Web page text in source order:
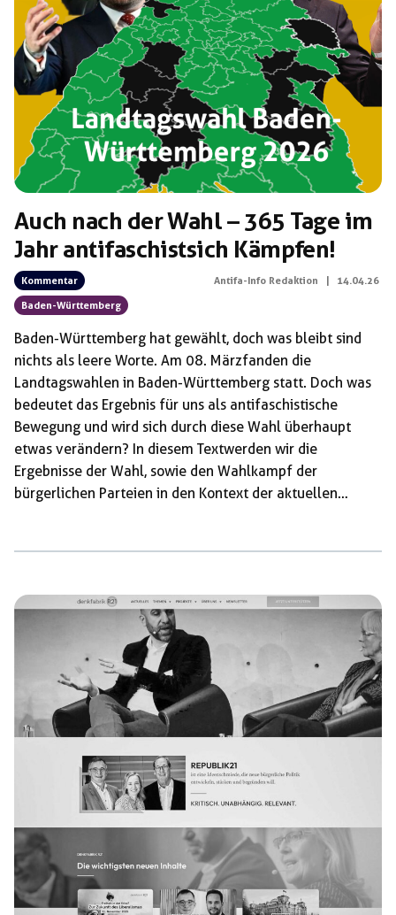
Auch nach der Wahl – 365 Tage im
Jahr antifaschistsich Kämpfen!
Kommentar
Baden-Württemberg
Antifa-Info Redaktion 14.04.26
Baden-Württemberg hat gewählt, doch was bleibt sind
nichts als leere Worte. Am 08. März fanden die
Landtagswahlen in Baden-Württemberg statt. Doch was
bedeutet das Ergebnis für uns als antifaschistische
Bewegung und wird sich durch diese Wahl überhaupt
etwas verändern? In diesem Text werden wir die
Ergebnisse der Wahl, sowie den Wahlkampf der
bürgerlichen Parteien in den Kontext der aktuellen
ewige Hamsterrad ? Die großen „Gewinner der Wahl“
stehen nun fest, neben den Grünen mit 30,2% ist es vor
allem die AfD rund um Markus Frohnmaier, die sich über
ihr Ergebnis […]